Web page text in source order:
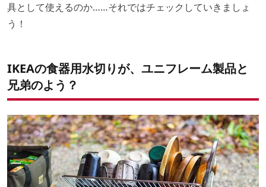
具として使えるのか……それではチェックしていきましょ
う！
IKEAの食器用水切りが、ユニフレーム製品と
兄弟のよう？